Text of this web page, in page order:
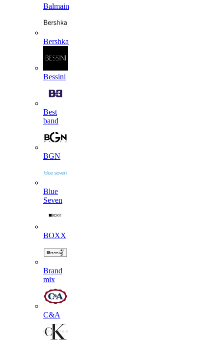
Balmain
Bershka
Bessini
Best
band
BGN
Blue
Seven
BOXX
Brand
mix
C&A